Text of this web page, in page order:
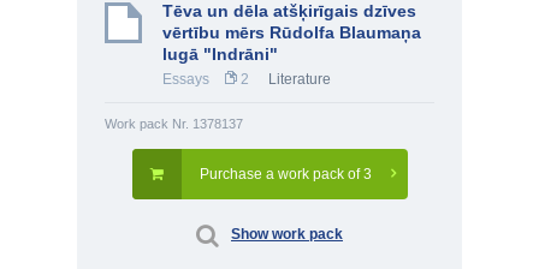
Tēva un dēla atšķirīgais dzīves
vērtību mērs Rūdolfa Blaumaņa
lugā "Indrāni"
Essays 2 Literature
Work pack Nr. 1378137
Purchase a work pack of 3
Show work pack